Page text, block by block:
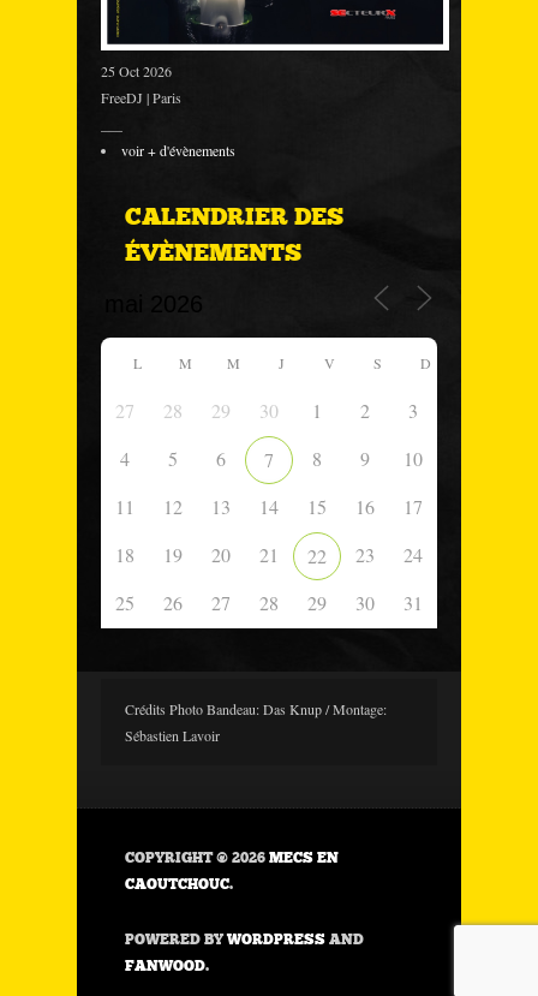
25 Oct 2026
FreeDJ | Paris
voir + d'évènements
CALENDRIER DES
ÉVÈNEMENTS
L M M J V S D
27 28 29 30 1 2
3
4
5 6 7 8 9
10
11
12 13 14 15 16
17
18
19 20 21 22 23
24
25
26 27 28 29 30 31
Crédits Photo Bandeau: Das Knup / Montage:
Sébastien Lavoir
COPYRIGHT © 2026 MECS EN
CAOUTCHOUC.
POWERED BYWORDPRESS AND
FANWOOD.